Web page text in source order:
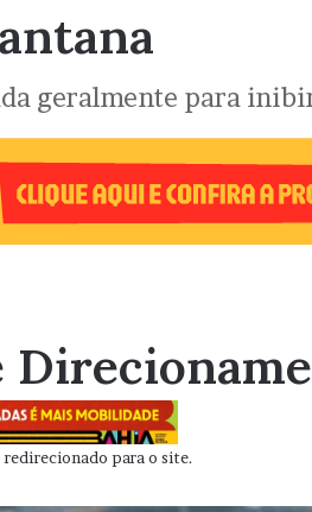
geralmente para
para o site.